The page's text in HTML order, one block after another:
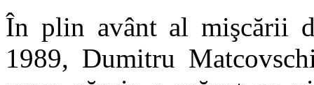
În plin avânt al mişcării
1989, Dumitru